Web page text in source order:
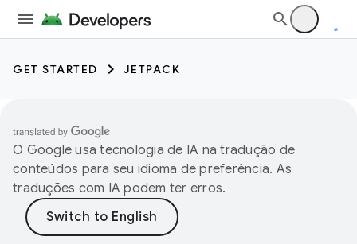
GET STARTED JETPACK
O Google usa tecnologia de IA na tradução de
conteúdos para seu idioma de preferência. As
traduções com IA podem ter erros.